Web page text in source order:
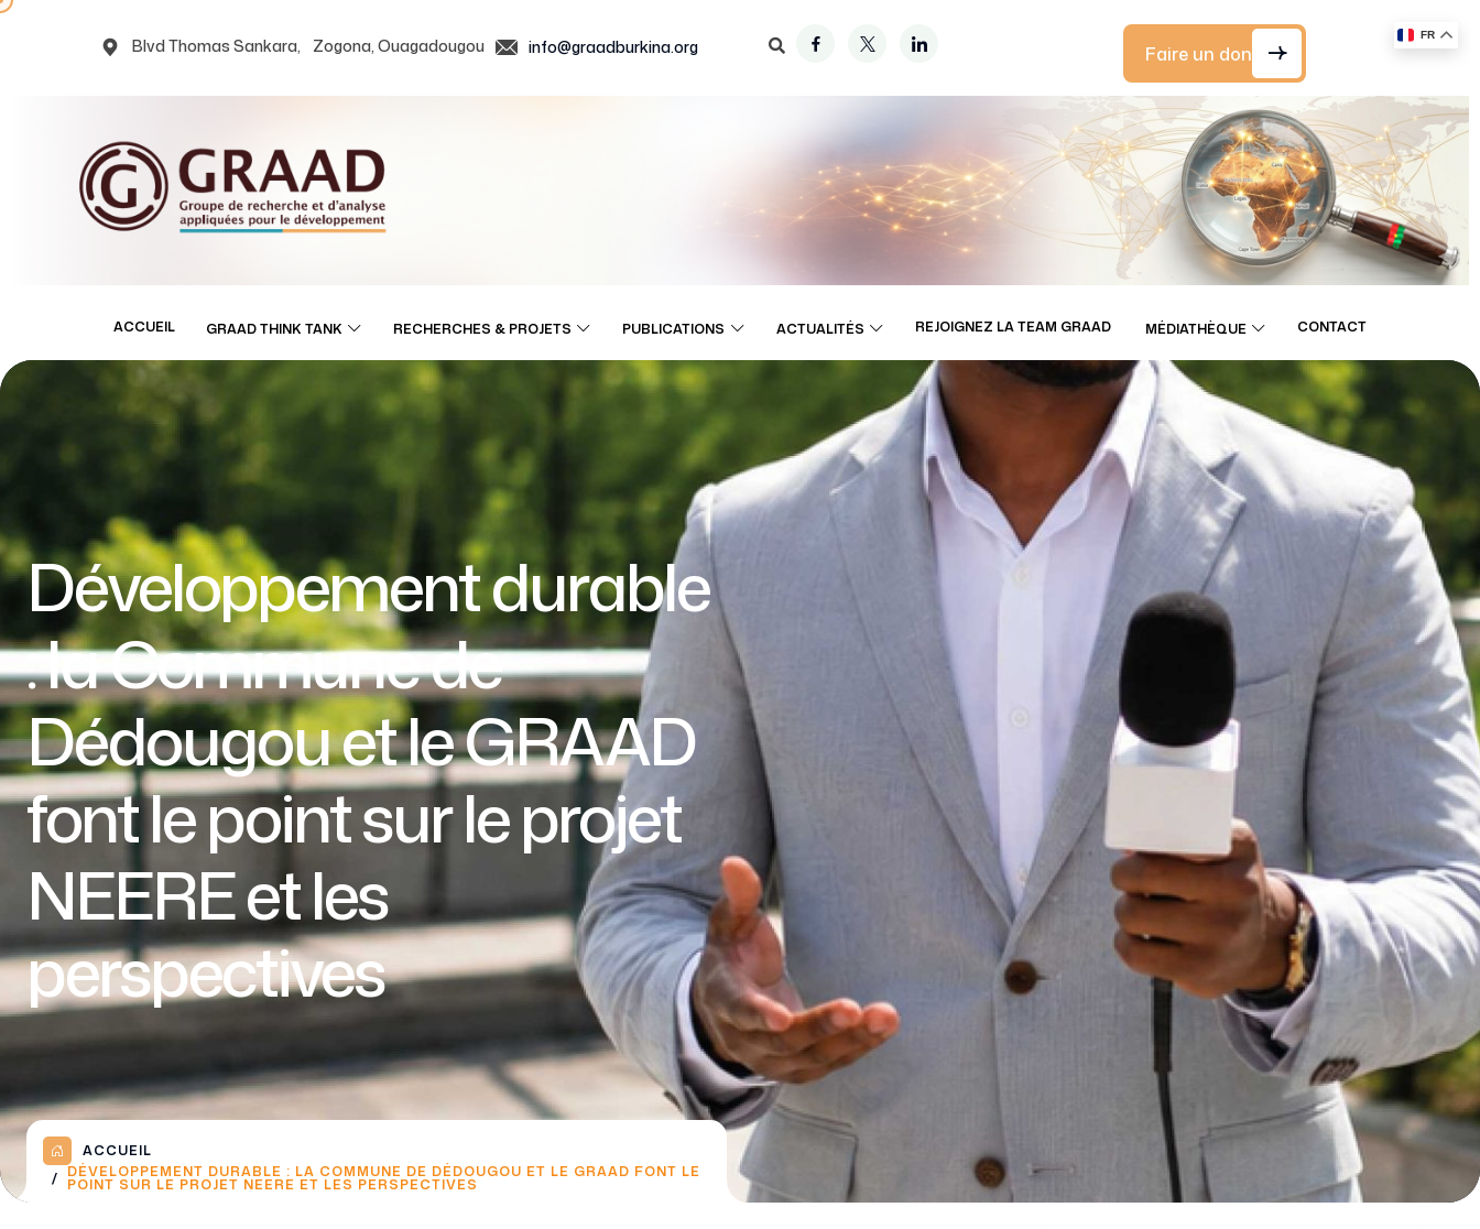
Blvd Thomas Sankara, Zogona, Ouagadougou info@graadburkina.org Faire un don
ACCUEIL GRAAD THINK TANK RECHERCHES & PROJETS PUBLICATIONS ACTUALITÉS REJOIGNEZ LA TEAM GRAAD MÉDIATHÈQUE CONTACT
Développement durable
: la Commune de
Dédougou et le GRAAD
font le point sur le projet
NEERE et les
perspectives
ACCUEIL
DÉVELOPPEMENT DURABLE : LA COMMUNE DE DÉDOUGOU ET LE GRAAD FONT LE
POINT SUR LE PROJET NEERE ET LES PERSPECTIVES
FR